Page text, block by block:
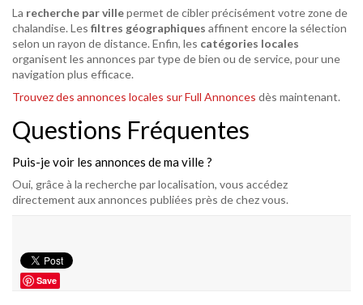
La recherche par villepermet de cibler précisément votre zone de
chalandise. Les filtres géographiques affinent encore la sélection
selon un rayon de distance. Enfin, les catégories locales
organisent les annonces par type de bien ou de service, pour une
navigation plus efficace.
Trouvez des annonces locales sur Full Annonces dès maintenant.
Questions Fréquentes
Puis-je voir les annonces de ma ville ?
Oui, grâce à la recherche par localisation, vous accédez
directement aux annonces publiées près de chez vous.
Save